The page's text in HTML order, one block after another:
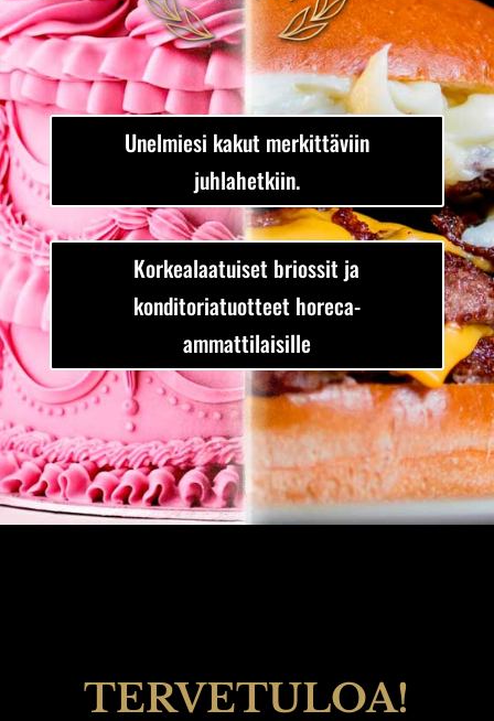
Unelmiesi kakut merkittäviin
juhlahetkiin.
Korkealaatuiset briossit ja
konditoriatuotteet horeca-
ammattilaisille
TERVETULOA!